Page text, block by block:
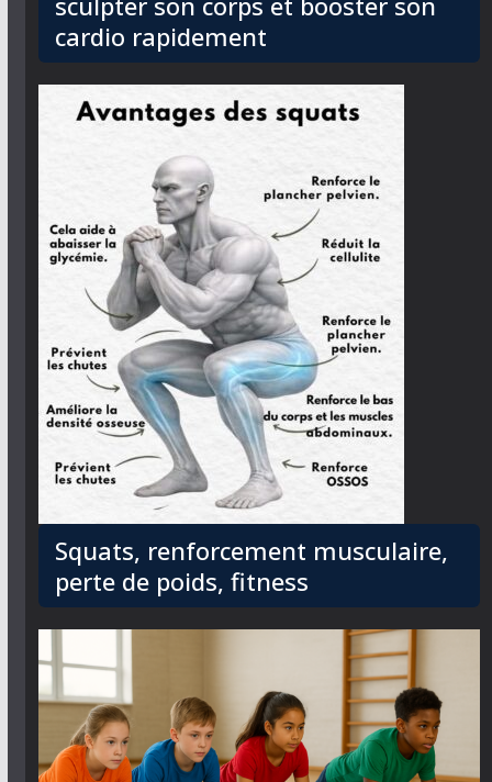
cardio rapidement
Squats, renforcement musculaire,
perte de poids, fitness